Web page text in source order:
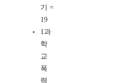
기 =
19
1과
학
교
폭
력